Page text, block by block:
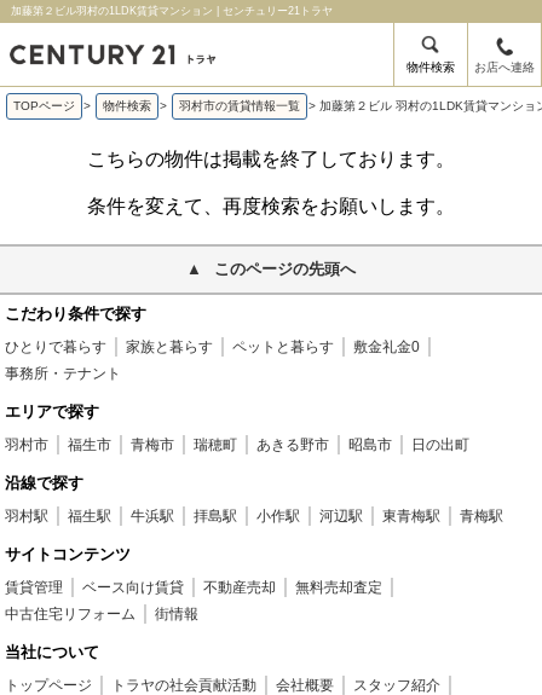
加藤第２ビル羽村の1LDK賃貸マンション | センチュリー21トラヤ
物件検索 お店へ連絡
TOPページ > 物件検索 > 羽村市の賃貸情報一覧 > 加藤第２ビル 羽村の1LDK賃貸マンショ
こちらの物件は掲載を終了しております。
条件を変えて、再度検索をお願いします。
このページの先頭へ
こだわり条件で探す
ひとりで暮らす 家族と暮らす ペットと暮らす
敷金礼金0
事務所・テナント
エリアで探す
羽村市 福生市 青梅市 瑞穂町 あきる野市 昭島市 日の出町
沿線で探す
羽村駅 福生駅 牛浜駅 拝島駅 小作駅 河辺駅 東青梅駅 青梅駅
サイトコンテンツ
賃貸管理 ベース向け賃貸 不動産売却
無料売却査定
中古住宅リフォーム
街情報
当社について
トップページ トラヤの社会貢献活動 会社概要
スタッフ紹介